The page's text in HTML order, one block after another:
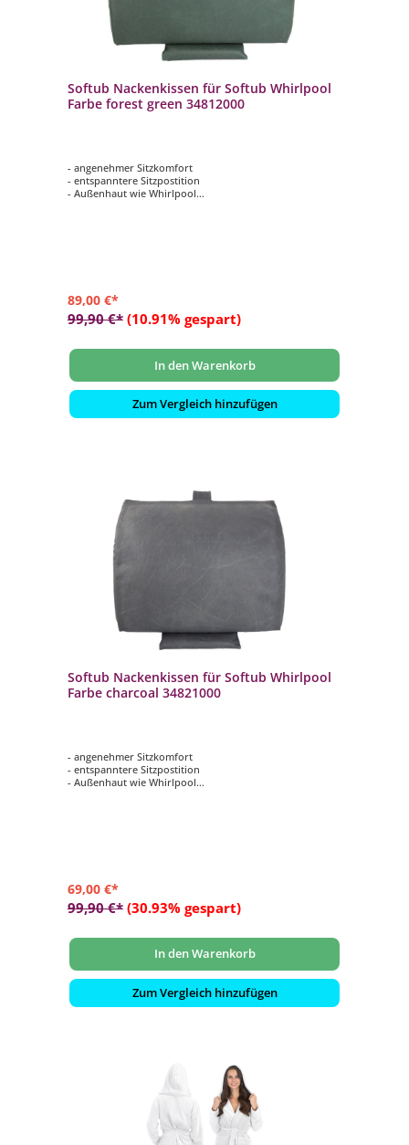
Softub Nackenkissen für Softub Whirlpool
Farbe forest green 34812000
- angenehmer Sitzkomfort
- entspanntere Sitzpostition
- Außenhaut wie Whirlpool
89,00 €*
99,90 €* (10.91% gespart)
In den Warenkorb
Zum Vergleich hinzufügen
Softub Nackenkissen für Softub Whirlpool
Farbe charcoal 34821000
- angenehmer Sitzkomfort
- entspanntere Sitzpostition
- Außenhaut wie Whirlpool
69,00 €*
99,90 €* (30.93% gespart)
In den Warenkorb
Zum Vergleich hinzufügen